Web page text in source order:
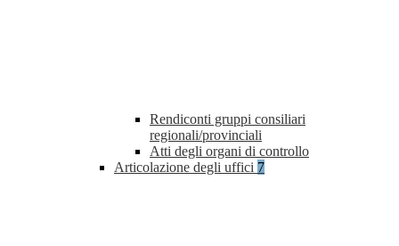
Rendiconti gruppi consiliari
regionali/provinciali
Atti degli organi di controllo
Articolazione degli uffici 7